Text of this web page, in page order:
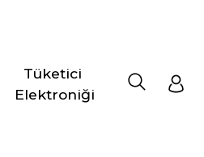
Tüketici
Elektroniği